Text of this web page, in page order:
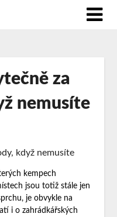
za
nemusíte
když nemusíte
kempech
jsou totiž stále jen
je obvykle na
i o zahrádkářských